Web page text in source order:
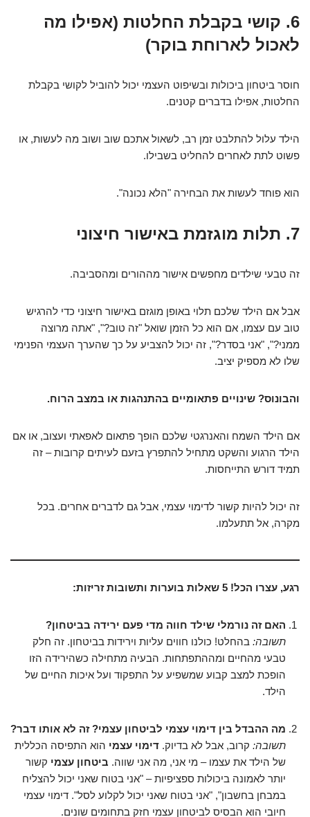
6. קושי בקבלת החלטות (אפילו מה
לאכול לארוחת בוקר)
חוסר ביטחון ביכולות ובשיפוט העצמי יכול להוביל לקושי בקבלת
החלטות, אפילו בדברים קטנים.
הילד עלול להתלבט זמן רב, לשאול אתכם שוב ושוב מה לעשות, או
פשוט לתת לאחרים להחליט בשבילו.
הוא פוחד לעשות את הבחירה "הלא נכונה".
7. תלות מוגזמת באישור חיצוני
זה טבעי שילדים מחפשים אישור מההורים ומהסביבה.
אבל אם הילד שלכם תלוי באופן מוגזם באישור חיצוני כדי להרגיש
טוב עם עצמו, אם הוא כל הזמן שואל "זה טוב?", "אתה מרוצה
ממני?", "אני בסדר?", זה יכול להצביע על כך שהערך העצמי הפנימי
שלו לא מספיק יציב.
והבונוס? שינויים פתאומיים בהתנהגות או במצב הרוח.
אם הילד השמח והאנרגטי שלכם הופך פתאום לאפאתי ועצוב, או אם
הילד הרגוע והשקט מתחיל להתפרץ בזעם לעיתים קרובות – זה
תמיד דורש התייחסות.
זה יכול להיות קשור לדימוי עצמי, אבל גם לדברים אחרים. בכל
מקרה, אל תתעלמו.
רגע, עצרו הכל! 5 שאלות בוערות ותשובות זריזות:
האם זה נורמלי שילד חווה מדי פעם ירידה בביטחון?
תשובה: בהחלט! כולנו חווים עליות וירידות בביטחון. זה חלק
טבעי מהחיים ומההתפתחות. הבעיה מתחילה כשהירידה הזו
הופכת למצב קבוע שמשפיע על התפקוד ועל איכות החיים של
הילד.
מה ההבדל בין דימוי עצמי לביטחון עצמי? זה לא אותו דבר?
תשובה: קרוב, אבל לא בדיוק. דימוי עצמי הוא התפיסה הכללית
של הילד את עצמו – מי אני, מה אני שווה. ביטחון עצמי קשור
יותר לאמונה ביכולות ספציפיות – "אני בטוח שאני יכול להצליח
במבחן בחשבון", "אני בטוח שאני יכול לקלוע לסל". דימוי עצמי
חיובי הוא הבסיס לביטחון עצמי חזק בתחומים שונים.